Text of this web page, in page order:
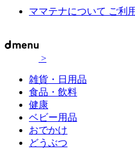
ママテナについて ご利
>
雑貨・日用品
食品・飲料
健康
ベビー用品
おでかけ
どうぶつ